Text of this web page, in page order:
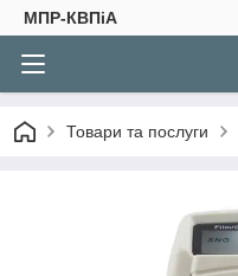
МПР-КВПіА
Товари та послуги